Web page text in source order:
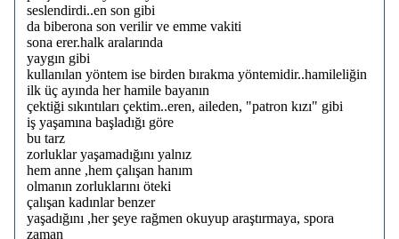
seslendirdi..en son gibi
da biberona son verilir ve emme vakiti
sona erer.halk aralarında
yaygın gibi
kullanılan yöntem ise birden bırakma yöntemidir..hamileliğin
ilk üç ayında her hamile bayanın
çektiği sıkıntıları çektim..eren, aileden, "patron kızı" gibi
iş yaşamına başladığı göre
bu tarz
zorluklar yaşamadığını yalnız
hem anne ,hem çalışan hanım
olmanın zorluklarını öteki
çalışan kadınlar benzer
yaşadığını ,her şeye rağmen okuyup araştırmaya, spora
zaman